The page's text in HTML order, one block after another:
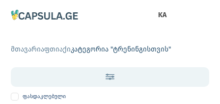
KA
მთავარიაფთიაქიკატეგორია "ტრენინგისთვის"
ფასდაკლებული